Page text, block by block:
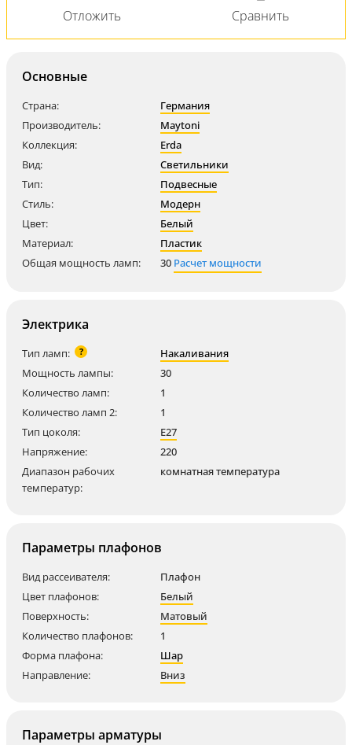
Основные
Страна:
Германия
Производитель:
Maytoni
Коллекция:
Erda
Вид:
Светильники
Тип:
Подвесные
Стиль:
Модерн
Цвет:
Белый
Материал:
Пластик
Общая мощность ламп:
30 Расчет мощности
Электрика
Тип ламп: ?
Накаливания
Мощность лампы:
30
Количество ламп:
1
Количество ламп 2:
1
Тип цоколя:
E27
Напряжение:
220
Диапазон рабочих
температур:
комнатная температура
Параметры плафонов
Вид рассеивателя:
Плафон
Цвет плафонов:
Белый
Поверхность:
Матовый
Количество плафонов:
1
Форма плафона:
Шар
Направление:
Вниз
Параметры арматуры